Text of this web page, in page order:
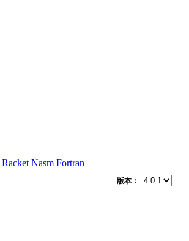
Racket Nasm Fortran
版本：